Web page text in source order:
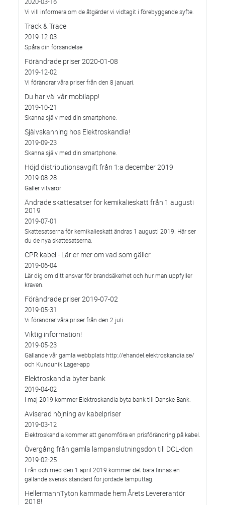
Vi vill informera om de åtgärder vi vidtagit i förebyggande syfte.
Track & Trace
2019-12-03
Spåra din försändelse
Förändrade priser 2020-01-08
2019-12-02
Vi förändrar våra priser från den 8 januari.
Du har väl vår mobilapp!
2019-10-21
Skanna själv med din smartphone.
Självskanning hos Elektroskandia!
2019-09-23
Skanna själv med din smartphone.
Höjd distributionsavgift från 1:a december 2019
2019-08-28
Gäller vitvaror
Ändrade skattesatser för kemikalieskatt från 1 augusti
2019
2019-07-01
Skattesatserna för kemikalieskatt ändras 1 augusti 2019. Här ser
du de nya skattesatserna.
CPR kabel - Lär er mer om vad som gäller
2019-06-04
Lär dig om ditt ansvar för brandsäkerhet och hur man uppfyller
kraven.
Förändrade priser 2019-07-02
2019-05-31
Vi förändrar våra priser från den 2 juli
Viktig information!
2019-05-23
Gällande vår gamla webbplats http://ehandel.elektroskandia.se/
och Kundunik Lager-app
Elektroskandia byter bank
2019-04-02
I maj 2019 kommer Elektroskandia byta bank till Danske Bank.
Aviserad höjning av kabelpriser
2019-03-12
Elektroskandia kommer att genomföra en prisförändring på kabel.
Övergång från gamla lampanslutningsdon till DCL-don
2019-02-25
Från och med den 1 april 2019 kommer det bara finnas en
gällande svensk standard för jordade lamputtag.
HellermannTyton kammade hem Årets Levererantör
2018!